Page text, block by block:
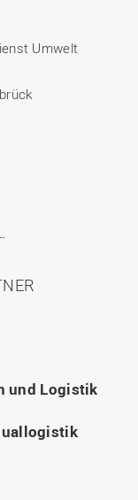
Umwelt
und Logistik